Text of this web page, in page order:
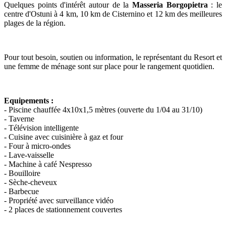
Quelques points d'intérêt autour de la Masseria Borgopietra : le
centre d'Ostuni à 4 km, 10 km de Cisternino et 12 km des meilleures
plages de la région.
Pour tout besoin, soutien ou information, le représentant du Resort et
une femme de ménage sont sur place pour le rangement quotidien.
Equipements :
- Piscine chauffée 4x10x1,5 mètres (ouverte du 1/04 au 31/10)
- Taverne
- Télévision intelligente
- Cuisine avec cuisinière à gaz et four
- Four à micro-ondes
- Lave-vaisselle
- Machine à café Nespresso
- Bouilloire
- Sèche-cheveux
- Barbecue
- Propriété avec surveillance vidéo
- 2 places de stationnement couvertes